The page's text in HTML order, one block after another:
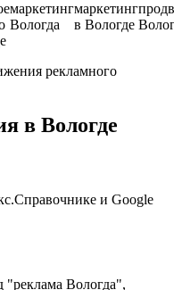
маркетинг
Вологда
маркетинг
в Вологде
рекламного
в Вологде
и Google
"реклама Вологда",